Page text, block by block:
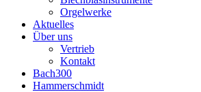
Orgelwerke
Aktuelles
Über uns
Vertrieb
Kontakt
Bach300
Hammerschmidt